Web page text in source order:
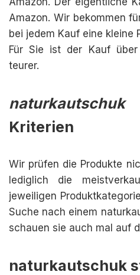
Amazon. Wir bekommen
bei jedem Kauf eine kleine
Für Sie ist der Kauf
teurer.
Kriterien
Wir prüfen die Produkte
lediglich die
jeweiligen
Suche nach einem
schauen sie auch mal auf
naturkautschuk